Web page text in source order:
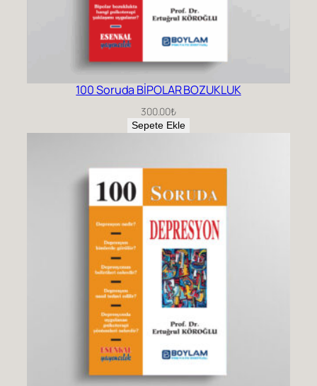
100 Soruda BİPOLAR BOZUKLUK
300.00₺
Sepete Ekle